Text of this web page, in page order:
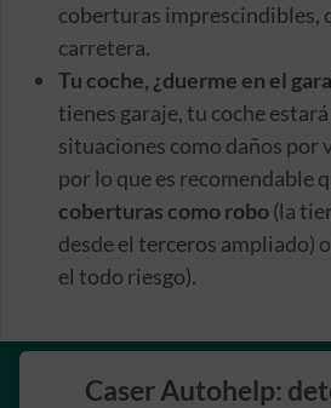
coberturas imprescindibles,
carretera.
Tu coche, ¿duerme en el
tienes garaje, tu coche
situaciones como daños por
por lo que es recomendable
coberturas como robo(la
desde el terceros ampliado)
el todo riesgo).
Caser Autohelp: